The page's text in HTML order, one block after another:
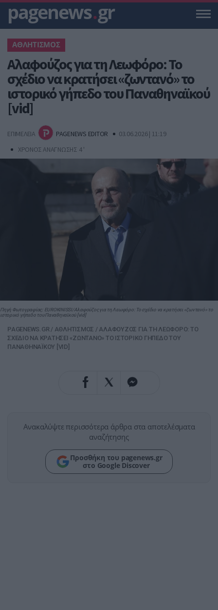
pagenews.gr
ΑΘΛΗΤΙΣΜΟΣ
Αλαφούζος για τη Λεωφόρο: Το
σχέδιο να κρατήσει «ζωντανό» το
ιστορικό γήπεδο του Παναθηναϊκού
[vid]
ΕΠΙΜΕΛΕΙΑ PAGENEWS EDITOR
03.06.2026 | 11:19
ΧΡΟΝΟΣ ΑΝΑΓΝΩΣΗΣ 4 '
Πηγή Φωτογραφίας: EUROKINISSI/Αλαφούζος για τη Λεωφόρο: Το σχέδιο να κρατήσει «ζωντανό» το
ιστορικό γήπεδο του Παναθηναϊκού [vid]
PAGENEWS.GR/ ΑΘΛΗΤΙΣΜΟΣ / ΑΛΑΦΟΥΖΟΣ ΓΙΑ ΤΗ ΛΕΩΦΟΡΟ: ΤΟ
ΣΧΕΔΙΟ ΝΑ ΚΡΑΤΗΣΕΙ «ΖΩΝΤΑΝΟ» ΤΟ ΙΣΤΟΡΙΚΟ ΓΗΠΕΔΟ ΤΟΥ
ΠΑΝΑΘΗΝΑΪΚΟΥ [VID]
Ανακαλύψτε περισσότερα άρθρα στα αποτελέσματα
αναζήτησης
Προσθήκη του pagenews.gr
στο Google Discover